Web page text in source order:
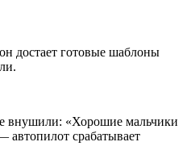
достает готовые шаблоны
внушили: «Хорошие мальчики
автопилот срабатывает